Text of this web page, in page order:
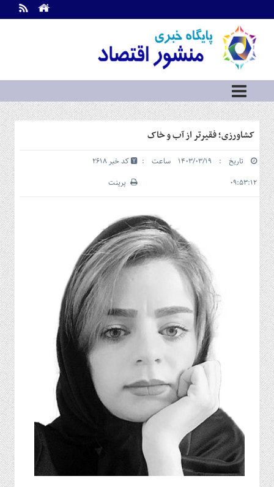
اطلاعات
تماس
ما
درباره
ما
سرویس
ها
بازار
سرمایه
و
بورس
و
شهری
گاز
و
پتروشیمی
و
خودرو
آپ
و
فن
آوری
،
بیمه
و
کشاورزی؛ فقیر‌تر از آب و خاک
تاریخ : ۱۴۰۳/۰۳/۱۹ ساعت :
۰۹:۵۳:۱۲
کد خبر 2618
پرینت